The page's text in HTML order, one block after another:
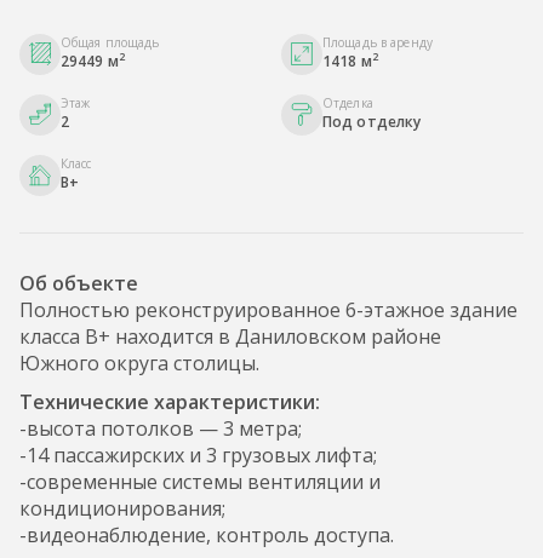
Общая площадь
29449 м2
Площадь в аренду
1418 м2
Этаж
2
Отделка
Под отделку
Класс
B+
Об объекте
Полностью реконструированное 6-этажное здание
класса В+ находится в Даниловском районе
Южного округа столицы.
Технические характеристики:
-высота потолков — 3 метра;
-14 пассажирских и 3 грузовых лифта;
-современные системы вентиляции и
кондиционирования;
-видеонаблюдение, контроль доступа.